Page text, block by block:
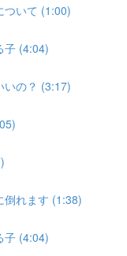
ついて (1:00)
子 (4:04)
いの？ (3:17)
倒れます (1:38)
子 (4:04)